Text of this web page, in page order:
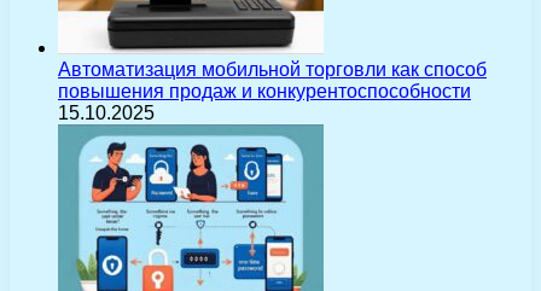
Автоматизация мобильной торговли как способ
повышения продаж и конкурентоспособности
15.10.2025